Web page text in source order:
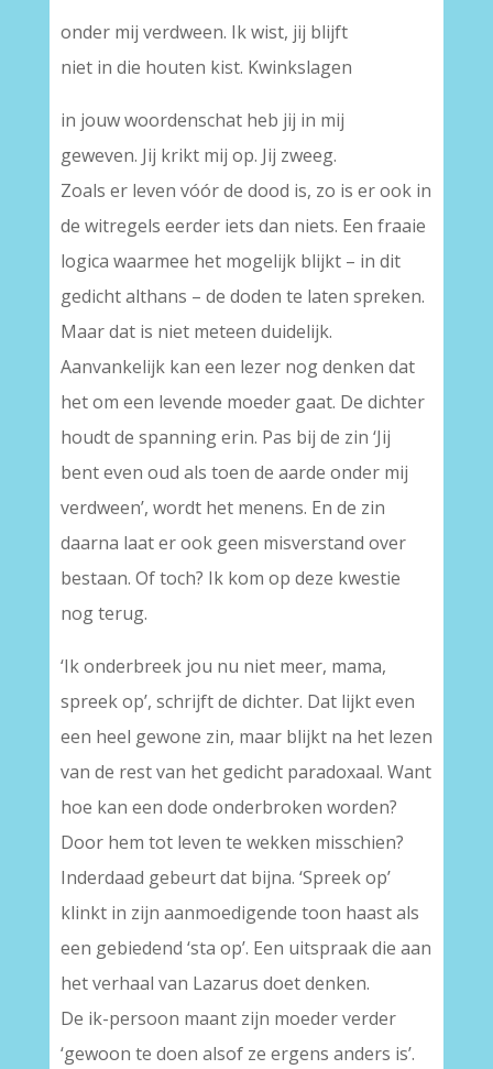
onder mij verdween. Ik wist, jij blijft
niet in die houten kist. Kwinkslagen
in jouw woordenschat heb jij in mij
geweven. Jij krikt mij op. Jij zweeg.
Zoals er leven vóór de dood is, zo is er ook in
de witregels eerder iets dan niets. Een fraaie
logica waarmee het mogelijk blijkt – in dit
gedicht althans – de doden te laten spreken.
Maar dat is niet meteen duidelijk.
Aanvankelijk kan een lezer nog denken dat
het om een levende moeder gaat. De dichter
houdt de spanning erin. Pas bij de zin ‘Jij
bent even oud als toen de aarde onder mij
verdween’, wordt het menens. En de zin
daarna laat er ook geen misverstand over
bestaan. Of toch? Ik kom op deze kwestie
nog terug.
‘Ik onderbreek jou nu niet meer, mama,
spreek op’, schrijft de dichter. Dat lijkt even
een heel gewone zin, maar blijkt na het lezen
van de rest van het gedicht paradoxaal. Want
hoe kan een dode onderbroken worden?
Door hem tot leven te wekken misschien?
Inderdaad gebeurt dat bijna. ‘Spreek op’
klinkt in zijn aanmoedigende toon haast als
een gebiedend ‘sta op’. Een uitspraak die aan
het verhaal van Lazarus doet denken.
De ik-persoon maant zijn moeder verder
‘gewoon te doen alsof ze ergens anders is’.